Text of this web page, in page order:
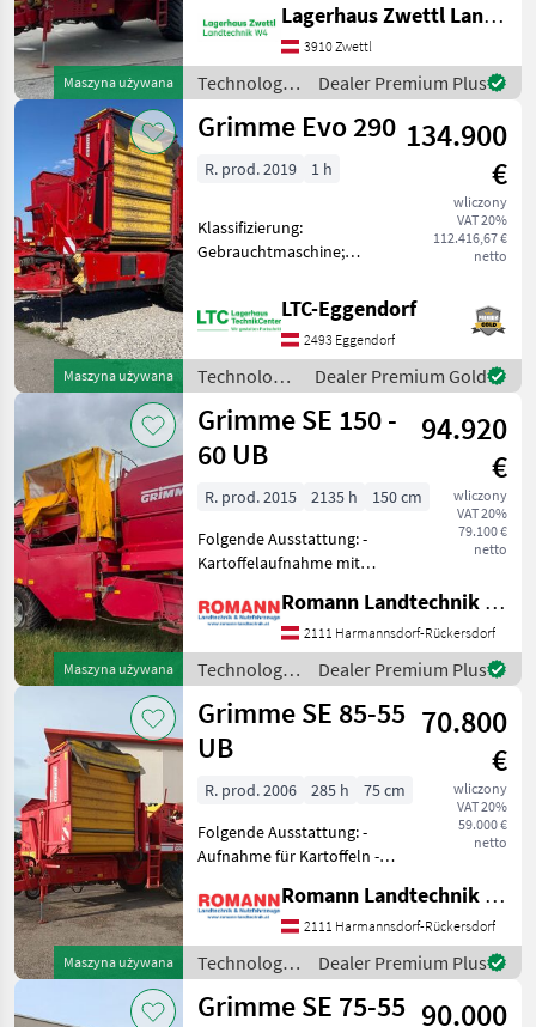
Technologia
Ziemniaczana
Kombajny
Ziemniaczane
Grimme
WYBIERZ
KATEGORIĘ
Grimme
Bomet
AVR
Ropa
Unia
Krukowiak
Pokaż
wszystkie
11
MODEL
EVO
280
EVO
290
EVO
290
Airsep
SE
140
SE
60
Maszyna używana
Deichsellenkung: Ja;
Plattform: Ja;
Behältervolumen: 55;
Verlesetisch: Ja;
Häufelzentr
Lagerhaus Zwettl Landtechnik
3910 Zwettl
Technologia
ziemniaczana
/ Grimme
Dealer Premium Plus
Maszyna używana
Grimme Evo 290 134.900
€
wliczony
VAT 20%
112.416,67 €
netto
R. prod. 2019 1 h
Klassifizierung:
Gebrauchtmaschine;
(km/h): 40; Geerntete
Fläche: 704;
Deichsellenkung: Ja;
Arbeitsscheinwerfer vorne:
Ja; Arbeitsscheinwerfer
LTC-Eggendorf
2493 Eggendorf
Technologia
ziemniaczana
/ Grimme
Dealer Premium Gold
Maszyna używana
Grimme SE 150 -
60 UB
94.920
€
wliczony
VAT 20%
79.100 €
netto
R. prod. 2015 2135 h
150 cm
Folgende Ausstattung: -
Kartoffelaufnahme mit
Lenkautomatik - Siebkette
mechanisch angetrieben -
Igel1 H-Band - Igel 2 V-Band
- Igel 3 Plattenb
Romann Landtechnik & Nutzfahrzeuge e.U.
2111 Harmannsdorf-Rückersdorf
Technologia
ziemniaczana
/ Grimme
Dealer Premium Plus
Maszyna używana
Grimme SE 85-55
UB
70.800
€
wliczony
VAT 20%
59.000 €
netto
R. prod. 2006 285 h
75 cm
Folgende Ausstattung: -
Aufnahme für Kartoffeln -
Zwiebel mit Bürstenband
ausgestattet -
Kartoffelaufnahme mit
Tiefeneinstellung und
Lenkautomatik
Romann Landtechnik & Nutzfahrzeuge e.U.
2111 Harmannsdorf-Rückersdorf
Technologia
ziemniaczana
/ Grimme
Dealer Premium Plus
Grimme SE 75-55 90.000